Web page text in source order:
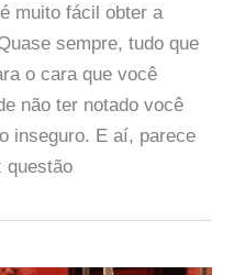
muito fácil obter a
sempre, tudo que
o cara que você
não ter notado você
inseguro. E aí, parece
questão